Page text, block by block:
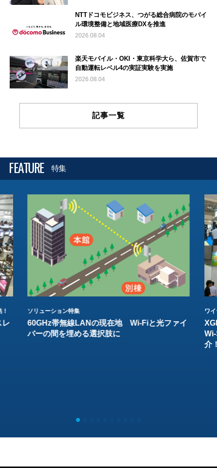
NTTドコモビジネス、つがる総合病院のモバイ
ル環境整備と地域医療DXを推進
2026.08.04
楽天モバイル・OKI・東京科学大ら、佐賀市で
自動運転レベル4の実証実験を実施
2026.08.04
記事一覧
FEATURE 特集
レ
ソリューション特集
60GHz帯無線LANの現在地 Wi-Fiと光ファイ
バーの間を埋める選択肢に
ワ
介